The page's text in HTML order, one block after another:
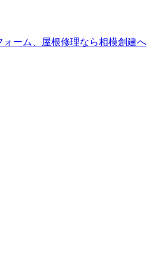
ォーム、屋根修理なら相模創建へ